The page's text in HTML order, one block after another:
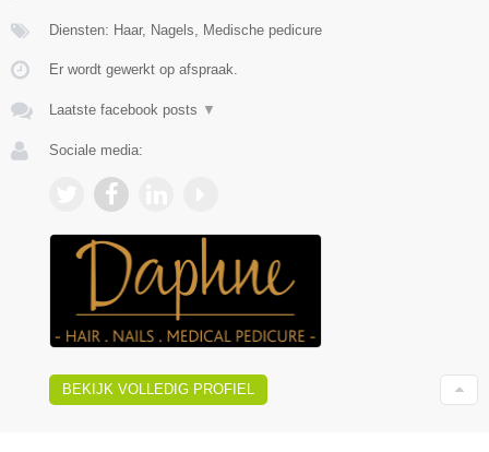
Diensten: Haar, Nagels, Medische pedicure
Er wordt gewerkt op afspraak.
Laatste facebook posts ▼
Sociale media:
BEKIJK VOLLEDIG PROFIEL